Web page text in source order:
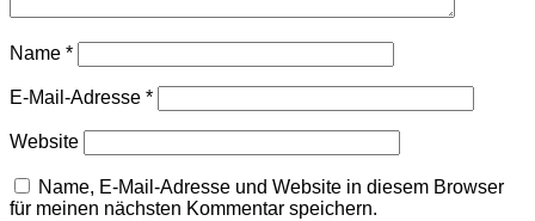
Name *
E-Mail-Adresse *
Website
Name, E-Mail-Adresse und Website in diesem Browser
für meinen nächsten Kommentar speichern.